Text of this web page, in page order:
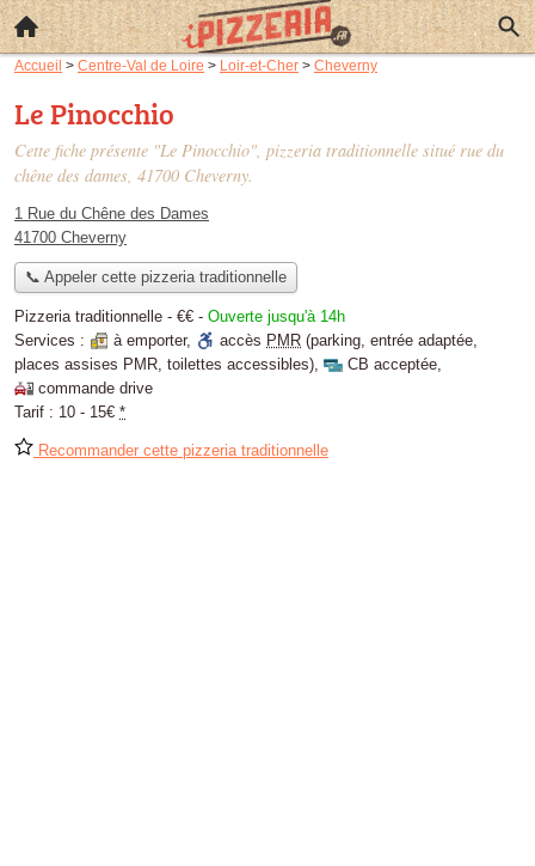
Accueil > Centre-Val de Loire > Loir-et-Cher > Cheverny
Le Pinocchio
Cette fiche présente "Le Pinocchio", pizzeria traditionnelle situé rue du
chêne des dames, 41700 Cheverny.
1 Rue du Chêne des Dames
41700 Cheverny
📞 Appeler cette pizzeria traditionnelle
Pizzeria traditionnelle - €€ - Ouverte jusqu'à 14h
Services :
à emporter, accès PMR (parking, entrée adaptée,
places assises PMR, toilettes accessibles), CB acceptée,
commande drive
Tarif : 10 - 15€ *
Recommander cette pizzeria traditionnelle